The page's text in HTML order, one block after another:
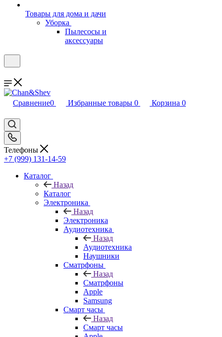
Товары для дома и дачи
Уборка
Пылесосы и
аксессуары
Сравнение0 Избранные товары 0 Корзина 0
Телефоны
+7 (999) 131-14-59
Каталог
Назад
Каталог
Электроника
Назад
Электроника
Аудиотехника
Назад
Аудиотехника
Наушники
Сматрфоны
Назад
Сматрфоны
Apple
Samsung
Смарт часы
Назад
Смарт часы